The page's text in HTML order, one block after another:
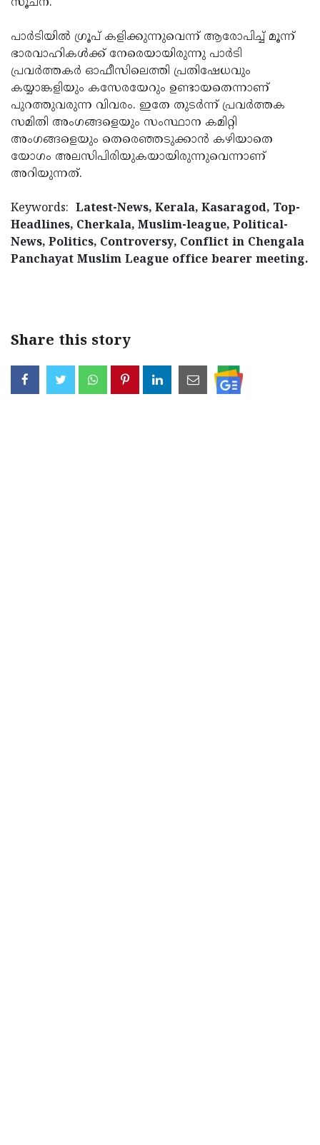
പാര്‍ടിയില്‍ ഗ്രൂപ് കളിക്കുന്നുവെന്ന് ആരോപിച്ച് മൂന്ന്
ഭാരവാഹികള്‍ക്ക് നേരെയായിരുന്നു പാര്‍ടി
പ്രവര്‍ത്തകര്‍ ഓഫീസിലെത്തി പ്രതിഷേധവും
കയ്യാങ്കളിയും കസേരയേറും ഉണ്ടായതെന്നാണ്
പുറത്തുവരുന്ന വിവരം. ഇതേ തുടര്‍ന്ന് പ്രവര്‍ത്തക
സമിതി അംഗങ്ങളെയും സംസ്ഥാന കമിറ്റി
അംഗങ്ങളെയും തെരെഞ്ഞടുക്കാന്‍ കഴിയാതെ
യോഗം അലസിപിരിയുകയായിരുന്നുവെന്നാണ്
അറിയുന്നത്.
Keywords: Latest-News, Kerala, Kasaragod, Top-
Headlines, Cherkala, Muslim-league, Political-
News, Politics, Controversy, Conflict in Chengala
Panchayat Muslim League office bearer meeting.
Share this story